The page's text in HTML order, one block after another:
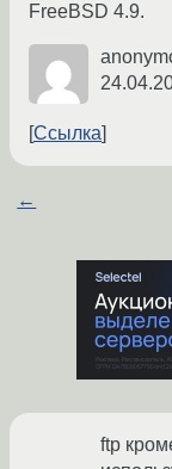
FreeBSD 4.9.
Ссылка
←
ftp